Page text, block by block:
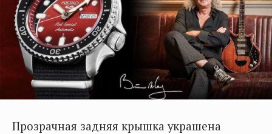
Прозрачная задняя крышка украшена